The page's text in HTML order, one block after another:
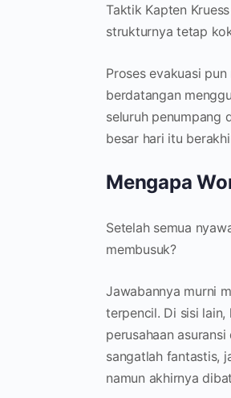
Taktik Kapten
strukturnya tetap
Proses evakuasi
berdatangan
seluruh penumpang
besar hari itu
Mengapa
Setelah semua
membusuk?
Jawabannya murni
terpencil. Di sisi
perusahaan
sangatlah fantastis,
namun akhirnya